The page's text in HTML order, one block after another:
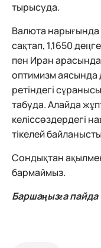
тырысуда.
Валюта нарығында
сақтап, 1,1650
пен Иран
оптимизм аясында
ретіндегі
табуда. Алайда
келіссөздердегі
тікелей
Сондықтан
бармаймыз.
Баршаңызға пайда